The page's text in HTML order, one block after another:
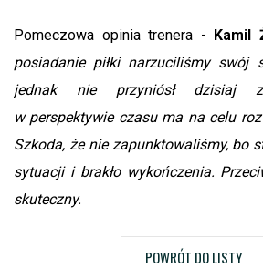
Pomeczowa opinia trenera - Kamil
posiadanie piłki narzuciliśmy swój
jednak nie przyniósł dzisiaj
w perspektywie czasu ma na celu
Szkoda, że nie zapunktowaliśmy, bo
sytuacji i brakło wykończenia.
skuteczny.
POWRÓT DO LISTY